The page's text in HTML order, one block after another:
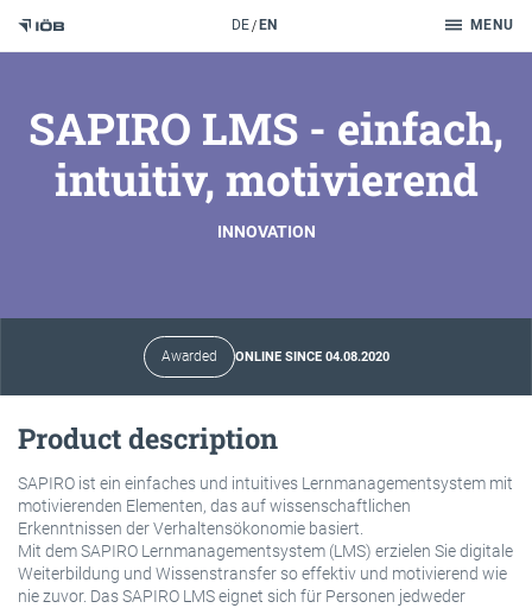
DE EN MENU
SAPIRO LMS - einfach,
intuitiv, motivierend
INNOVATION
Awarded ONLINE SINCE 04.08.2020
Product description
SAPIRO ist ein einfaches und intuitives Lernmanagementsystem mit
motivierenden Elementen, das auf wissenschaftlichen
Erkenntnissen der Verhaltensökonomie basiert.
Mit dem SAPIRO Lernmanagementsystem (LMS) erzielen Sie digitale
Weiterbildung und Wissenstransfer so effektiv und motivierend wie
nie zuvor. Das SAPIRO LMS eignet sich für Personen jedweder